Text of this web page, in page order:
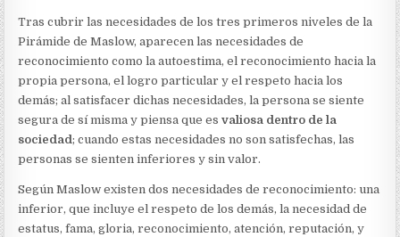
Tras cubrir las necesidades de los tres primeros niveles de la
Pirámide de Maslow, aparecen las necesidades de
reconocimiento como la autoestima, el reconocimiento hacia la
propia persona, el logro particular y el respeto hacia los
demás; al satisfacer dichas necesidades, la persona se siente
segura de sí misma y piensa que esvaliosa dentro de la
sociedad; cuando estas necesidades no son satisfechas, las
personas se sienten inferiores y sin valor.
Según Maslow existen dos necesidades de reconocimiento: una
inferior, que incluye el respeto de los demás, la necesidad de
estatus, fama, gloria, reconocimiento, atención, reputación, y